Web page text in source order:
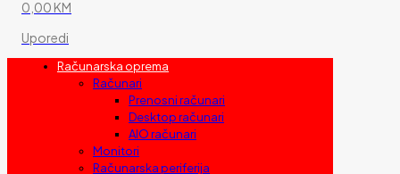
0,00 KM
Uporedi
Računarska oprema
Računari
Prenosni računari
Desktop računari
AIO računari
Monitori
Računarska periferija